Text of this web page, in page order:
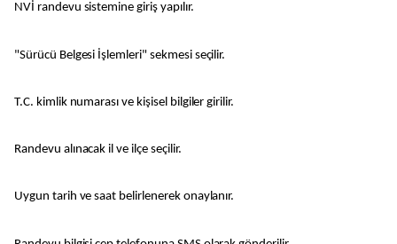
NVİ randevu sistemine giriş yapılır.
"Sürücü Belgesi İşlemleri" sekmesi seçilir.
T.C. kimlik numarası ve kişisel bilgiler girilir.
Randevu alınacak il ve ilçe seçilir.
Uygun tarih ve saat belirlenerek onaylanır.